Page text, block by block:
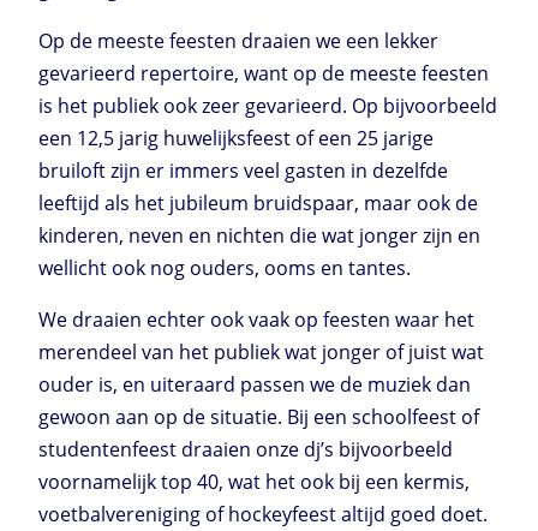
Op de meeste feesten draaien we een lekker
gevarieerd repertoire, want op de meeste feesten
is het publiek ook zeer gevarieerd. Op bijvoorbeeld
een 12,5 jarig huwelijksfeest of een 25 jarige
bruiloft zijn er immers veel gasten in dezelfde
leeftijd als het jubileum bruidspaar, maar ook de
kinderen, neven en nichten die wat jonger zijn en
wellicht ook nog ouders, ooms en tantes.
We draaien echter ook vaak op feesten waar het
merendeel van het publiek wat jonger of juist wat
ouder is, en uiteraard passen we de muziek dan
gewoon aan op de situatie. Bij een schoolfeest of
studentenfeest draaien onze dj’s bijvoorbeeld
voornamelijk top 40, wat het ook bij een kermis,
voetbalvereniging of hockeyfeest altijd goed doet.